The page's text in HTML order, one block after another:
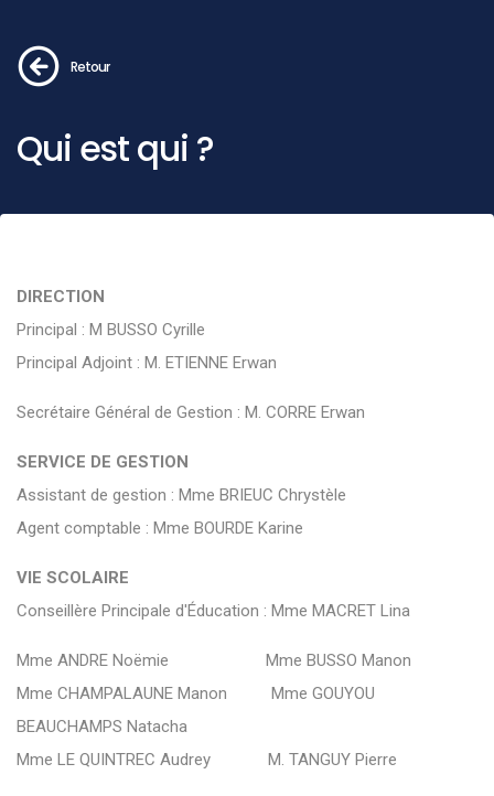
Retour
Qui est qui ?
DIRECTION
Principal : M BUSSO Cyrille
Principal Adjoint : M. ETIENNE Erwan
Secrétaire Général de Gestion : M. CORRE Erwan
SERVICE DE GESTION
Assistant de gestion : Mme BRIEUC Chrystèle
Agent comptable : Mme BOURDE Karine
VIE SCOLAIRE
Conseillère Principale d'Éducation : Mme MACRET Lina
Mme ANDRE Noëmie Mme BUSSO Manon
Mme CHAMPALAUNE Manon Mme GOUYOU
BEAUCHAMPS Natacha
Mme LE QUINTREC Audrey M. TANGUY Pierre